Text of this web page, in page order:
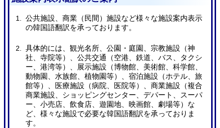
公共施設、商業（民間）施設など様々な施設案内表示
の韓国語翻訳を承っております。
具体的には、観光名所、公園・庭園、宗教施設（神
社、寺院等）、公共交通（空港、鉄道、バス、タクシ
ー、港湾等）、展示施設（博物館、美術館、科学館、
動物園、水族館、植物園等）、宿泊施設（ホテル、旅
館等）、医療施設（病院、医院等）、商業施設（複合
商業施設、ショッピングセンター、デパート、スーパ
ー、小売店、飲食店、遊園地、映画館、劇場等）な
ど、様々な施設で必要な韓国語翻訳を承っておりま
す。